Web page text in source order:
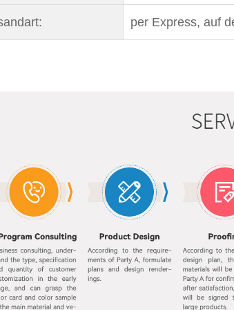
per Express, auf